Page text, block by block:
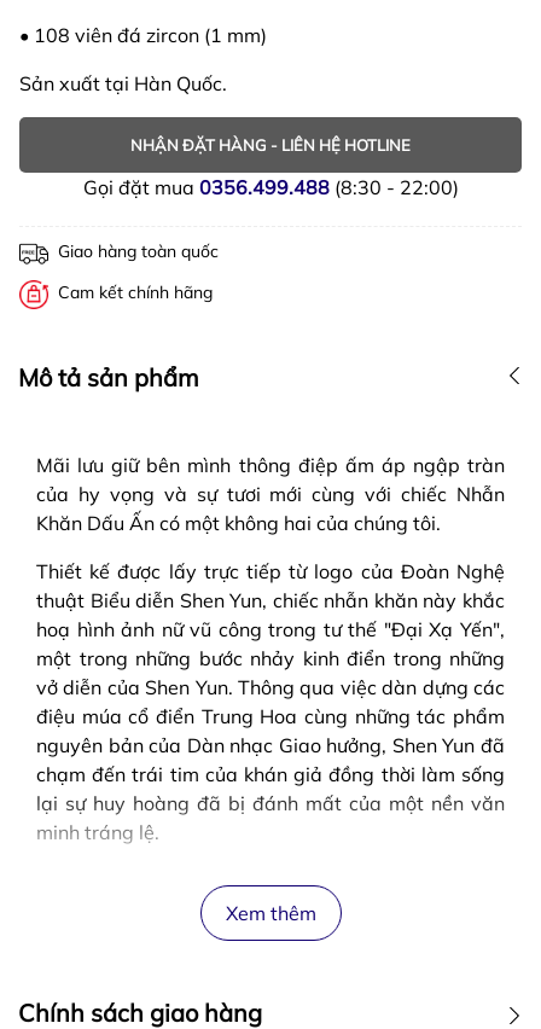
• 108 viên đá zircon (1 mm)
Sản xuất tại Hàn Quốc.
NHẬN ĐẶT HÀNG - LIÊN HỆ HOTLINE
Gọi đặt mua 0356.499.488(8:30 - 22:00)
Giao hàng toàn quốc
Cam kết chính hãng
Mô tả sản phẩm
Mãi lưu giữ bên mình thông điệp ấm áp ngập tràn
của hy vọng và sự tươi mới cùng với chiếc Nhẫn
Khăn Dấu Ấn có một không hai của chúng tôi.
Thiết kế được lấy trực tiếp từ logo của Đoàn Nghệ
thuật Biểu diễn Shen Yun, chiếc nhẫn khăn này khắc
hoạ hình ảnh nữ vũ công trong tư thế "Đại Xạ Yến",
một trong những bước nhảy kinh điển trong những
vở diễn của Shen Yun. Thông qua việc dàn dựng các
điệu múa cổ điển Trung Hoa cùng những tác phẩm
nguyên bản của Dàn nhạc Giao hưởng, Shen Yun đã
chạm đến trái tim của khán giả đồng thời làm sống
lại sự huy hoàng đã bị đánh mất của một nền văn
minh tráng lệ.
Xem thêm
Chính sách giao hàng